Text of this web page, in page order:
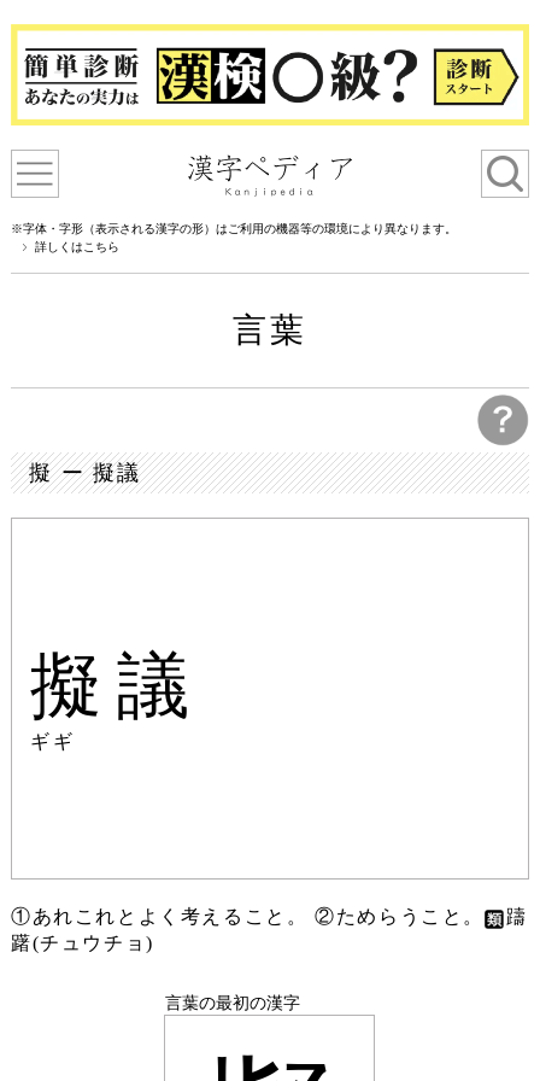
※字体・字形（表示される漢字の形）はご利用の機器等の環境により異なります。
詳しくはこちら
言葉
擬 ー 擬議
擬議
ギギ
①あれこれとよく考えること。 ②ためらうこと。
躊
躇(チュウチョ)
言葉の最初の漢字